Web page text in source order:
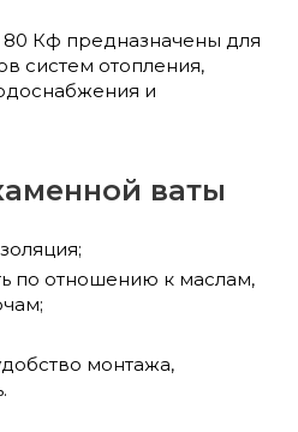
Кф предназначены для
систем отопления,
и
ваты
по отношению к маслам,
монтажа,